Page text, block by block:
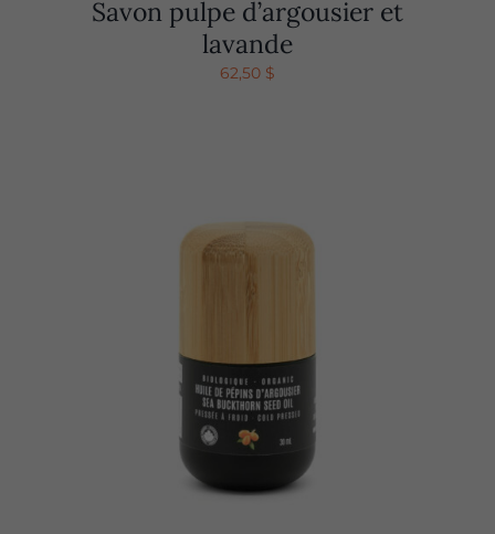
Savon pulpe d’argousier et
lavande
62,50 $